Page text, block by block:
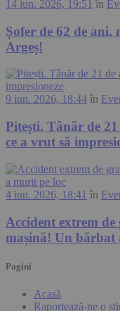
14 iun. 2026, 19:51 în
Șofer de 62 de ani,
Argeș!
9 iun. 2026, 18:44 în
Pitești. Tânăr de
ce a vrut să
4 iun. 2026, 18:41 în
Accident extrem
mașină! Un bărbat
Pagini
Acasă
Raportează-ne o